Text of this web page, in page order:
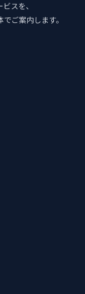
スを、
ご案内します。